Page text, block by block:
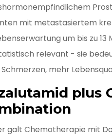
mit metastasiertem
um bis zu
relevant - sie
mehr
plus
galt Chemotherapie mit